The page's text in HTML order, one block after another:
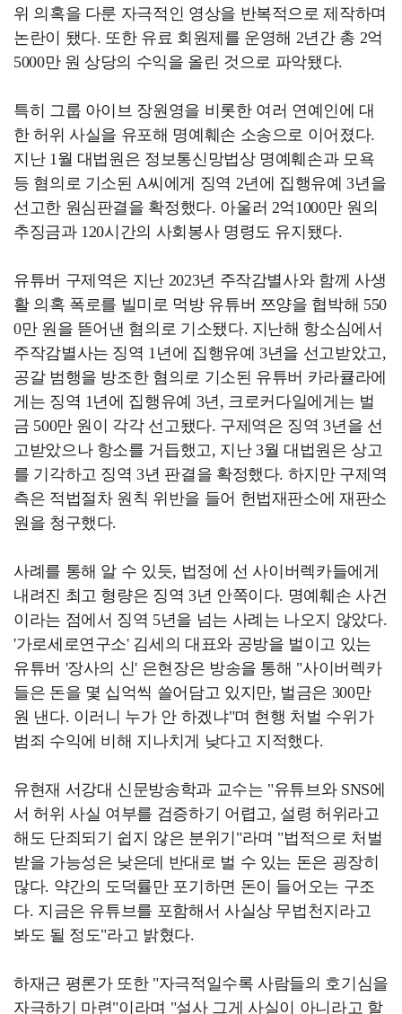
위 의혹을 다룬 자극적인 영상을 반복적으로 제작하며
논란이 됐다. 또한 유료 회원제를 운영해 2년간 총 2억
5000만 원 상당의 수익을 올린 것으로 파악됐다.
특히 그룹 아이브 장원영을 비롯한 여러 연예인에 대
한 허위 사실을 유포해 명예훼손 소송으로 이어졌다.
지난 1월 대법원은 정보통신망법상 명예훼손과 모욕
등 혐의로 기소된 A씨에게 징역 2년에 집행유예 3년을
선고한 원심판결을 확정했다. 아울러 2억1000만 원의
추징금과 120시간의 사회봉사 명령도 유지됐다.
유튜버 구제역은 지난 2023년 주작감별사와 함께 사생
활 의혹 폭로를 빌미로 먹방 유튜버 쯔양을 협박해 550
0만 원을 뜯어낸 혐의로 기소됐다. 지난해 항소심에서
주작감별사는 징역 1년에 집행유예 3년을 선고받았고,
공갈 범행을 방조한 혐의로 기소된 유튜버 카라큘라에
게는 징역 1년에 집행유예 3년, 크로커다일에게는 벌
금 500만 원이 각각 선고됐다. 구제역은 징역 3년을 선
고받았으나 항소를 거듭했고, 지난 3월 대법원은 상고
를 기각하고 징역 3년 판결을 확정했다. 하지만 구제역
측은 적법절차 원칙 위반을 들어 헌법재판소에 재판소
원을 청구했다.
사례를 통해 알 수 있듯, 법정에 선 사이버렉카들에게
내려진 최고 형량은 징역 3년 안쪽이다. 명예훼손 사건
이라는 점에서 징역 5년을 넘는 사례는 나오지 않았다.
'가로세로연구소' 김세의 대표와 공방을 벌이고 있는
유튜버 '장사의 신' 은현장은 방송을 통해 "사이버렉카
들은 돈을 몇 십억씩 쓸어담고 있지만, 벌금은 300만
원 낸다. 이러니 누가 안 하겠냐"며 현행 처벌 수위가
범죄 수익에 비해 지나치게 낮다고 지적했다.
유현재 서강대 신문방송학과 교수는 "유튜브와 SNS에
서 허위 사실 여부를 검증하기 어렵고, 설령 허위라고
해도 단죄되기 쉽지 않은 분위기"라며 "법적으로 처벌
받을 가능성은 낮은데 반대로 벌 수 있는 돈은 굉장히
많다. 약간의 도덕률만 포기하면 돈이 들어오는 구조
다. 지금은 유튜브를 포함해서 사실상 무법천지라고
봐도 될 정도"라고 밝혔다.
하재근 평론가 또한 "자극적일수록 사람들의 호기심을
자극하기 마련"이라며 "설사 그게 사실이 아니라고 할